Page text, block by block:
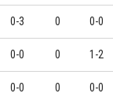
0-3 0 0-0
0-0 0 1-2
0-0 0 0-0